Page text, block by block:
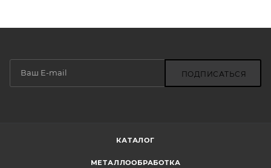
ПОДПИСАТЬСЯ
КАТАЛОГ
МЕТАЛЛООБРАБОТКА